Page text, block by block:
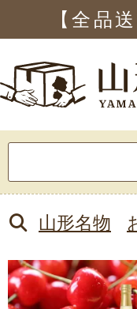
【全品
索:
山形名物